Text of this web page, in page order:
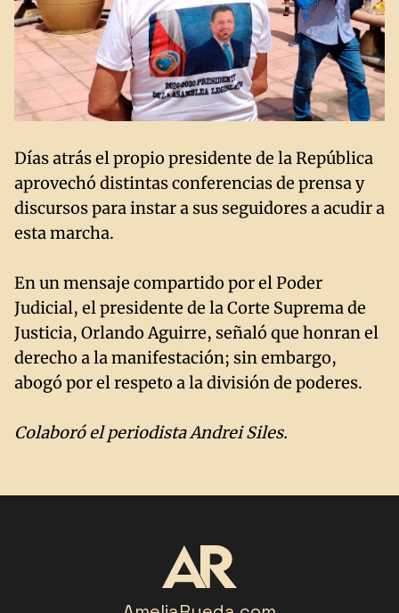
Días atrás el propio presidente de la República
aprovechó distintas conferencias de prensa y
discursos para instar a sus seguidores a acudir a
esta marcha.
En un mensaje compartido por el Poder
Judicial, el presidente de la Corte Suprema de
Justicia, Orlando Aguirre, señaló que honran el
derecho a la manifestación; sin embargo,
abogó por el respeto a la división de poderes.
Colaboró el periodista Andrei Siles.